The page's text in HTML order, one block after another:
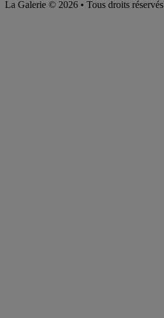
La Galerie © 2026 • Tous droits réservés